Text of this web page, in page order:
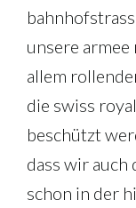
unsere
allem
die swiss
beschützt
dass wir auch
schon in der